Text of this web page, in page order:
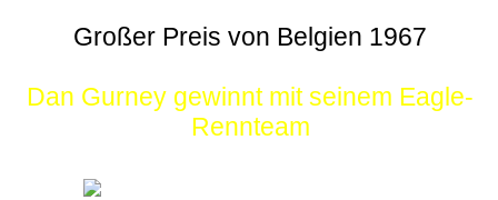
Großer Preis von Belgien 1967
Dan Gurney gewinnt mit seinem Eagle-
Rennteam